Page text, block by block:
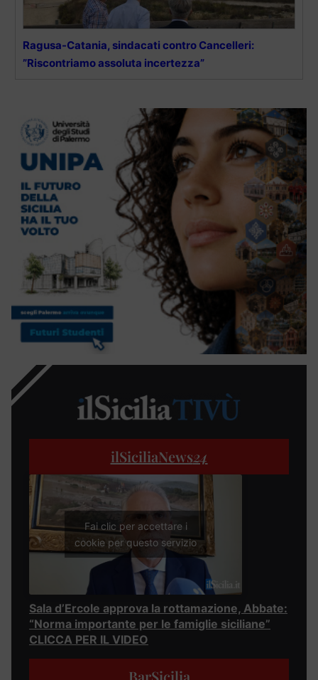
Ragusa-Catania, sindacati contro Cancelleri:
”Riscontriamo assoluta incertezza”
ilSiciliaNews24
Fai clic per accettare i
cookie per questo servizio
Sala d’Ercole approva la rottamazione, Abbate:
“Norma importante per le famiglie siciliane”
CLICCA PER IL VIDEO
BarSicilia